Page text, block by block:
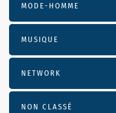
MODE-HOMME
MUSIQUE
NETWORK
NON CLASSÉ